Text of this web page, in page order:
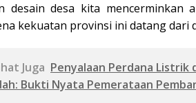
desain desa kita mencerminkan
kekuatan provinsi ini datang dari
Juga Penyalaan Perdana Listrik
Bukti Nyata Pemerataan